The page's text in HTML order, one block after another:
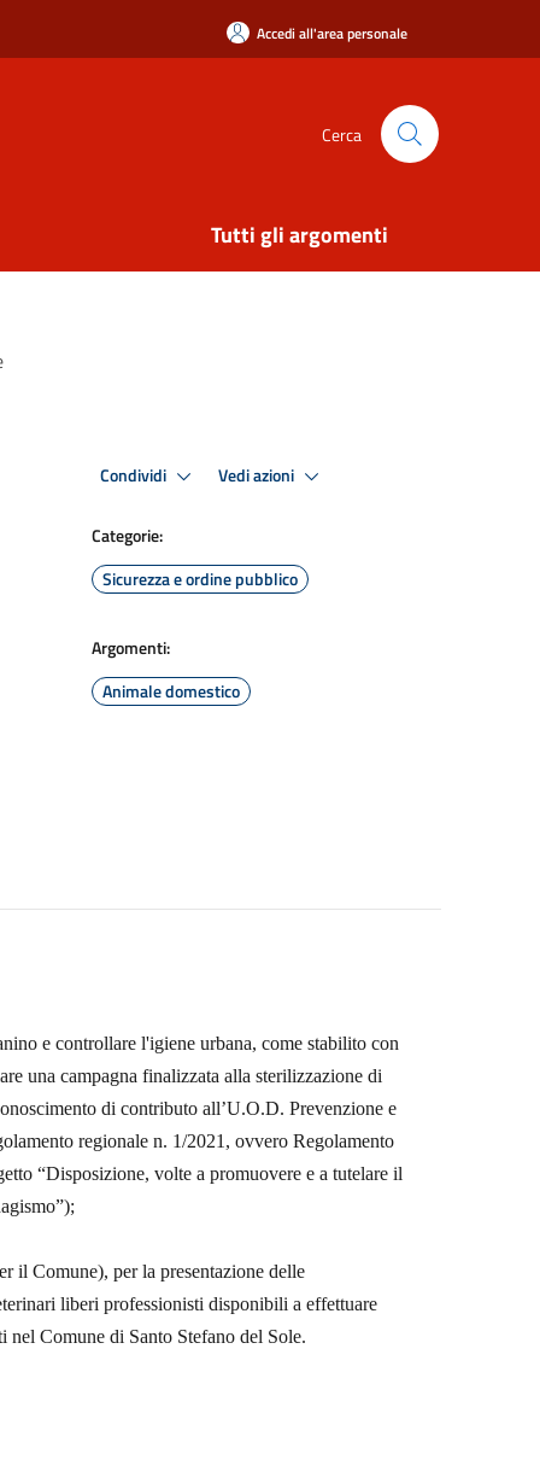
Accedi all'area personale
Cerca
Tutti gli argomenti
Condividi Vedi azioni
Categorie:
Sicurezza e ordine pubblico
Argomenti:
Animale domestico
e controllare l'igiene urbana, come stabilito con
una campagna finalizzata alla sterilizzazione di
di contributo all’U.O.D. Prevenzione e
regionale n. 1/2021, ovvero Regolamento
“Disposizione, volte a promuovere e a tutelare il
il Comune), per la presentazione delle
liberi professionisti disponibili a effettuare
nel Comune di Santo Stefano del Sole.